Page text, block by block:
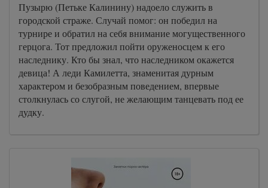
Пузырю (Петьке Калинину) надоело служить в
городской страже. Случай помог: он победил на
турнире и обратил на себя внимание могущественного
герцога. Тот предложил пойти оруженосцем к его
наследнику. Кто бы знал, что наследником окажется
девица! А леди Камилетта, знаменитая дурным
характером и безобразным поведением, впервые
столкнулась со слугой, не желающим танцевать под ее
дудку.